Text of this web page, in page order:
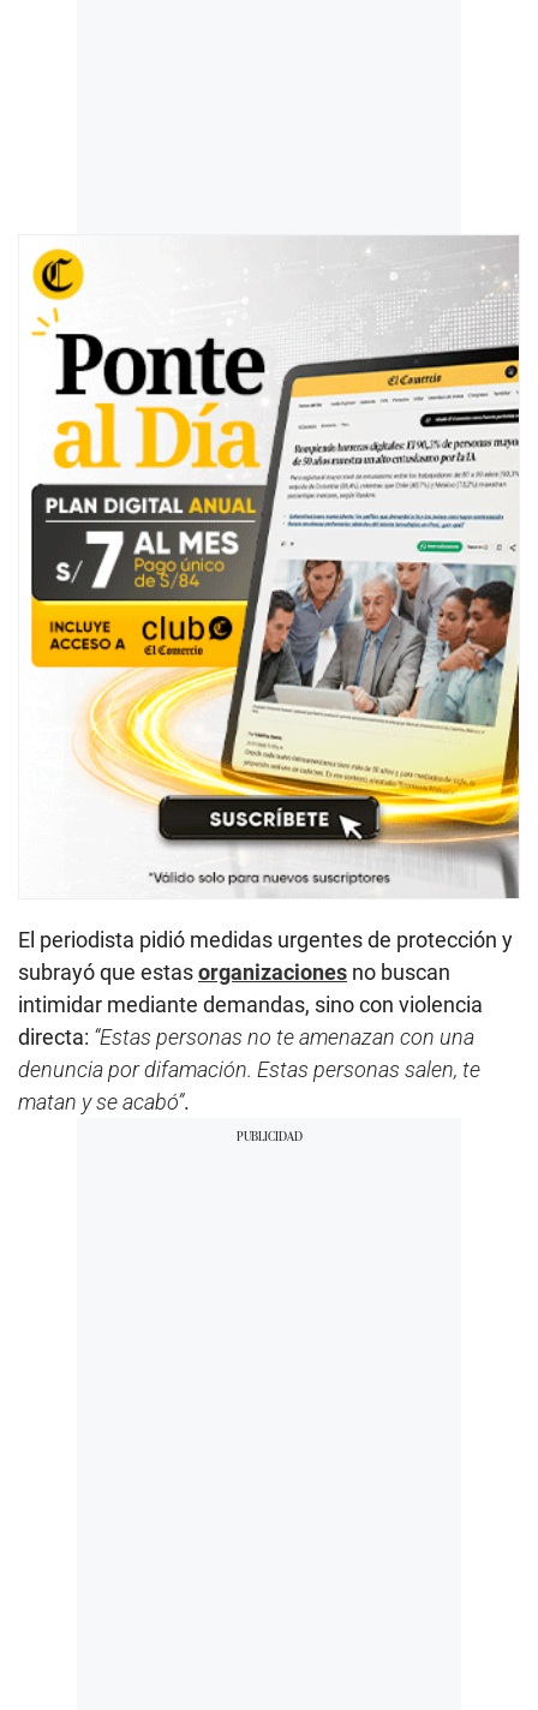
El periodista pidió medidas urgentes de protección y
subrayó que estasorganizaciones no buscan
intimidar mediante demandas, sino con violencia
directa: “Estas personas no te amenazan con una
denuncia por difamación. Estas personas salen, te
matan y se acabó”.